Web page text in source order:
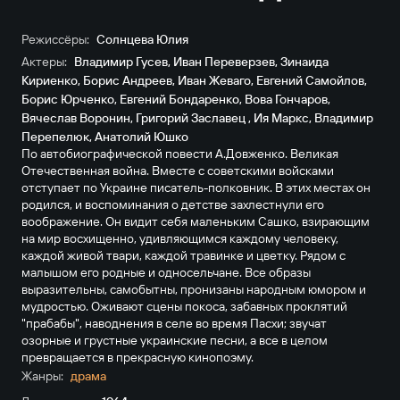
Режиссёры: Солнцева Юлия
Актеры: Владимир Гусев, Иван Переверзев,Зинаида
Кириенко, Борис Андреев, Иван Жеваго, Евгений Самойлов,
Борис Юрченко, Евгений Бондаренко, Вова Гончаров,
Вячеслав Воронин, Григорий Заславец, Ия Маркс, Владимир
Перепелюк,Анатолий Юшко
По автобиографической повести А.Довженко. Великая
Отечественная война. Вместе с советскими войсками
отступает по Украине писатель-полковник. В этих местах он
родился, и воспоминания о детстве захлестнули его
воображение. Он видит себя маленьким Сашко, взирающим
на мир восхищенно, удивляющимся каждому человеку,
каждой живой твари, каждой травинке и цветку. Рядом с
малышом его родные и односельчане. Все образы
выразительны, самобытны, пронизаны народным юмором и
мудростью. Оживают сцены покоса, забавных проклятий
"прабабы", наводнения в селе во время Пасхи; звучат
озорные и грустные украинские песни, а все в целом
превращается в прекрасную кинопоэму.
Жанры: драма